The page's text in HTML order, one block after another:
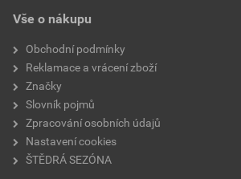
Stáhnout
Velikost
teplota zpracování
hmotnost
typ výrobku
faktor difuzního odporu
materiálová báze
Vše o nákupu
Obchodní podmínky
Reklamace a vrácení zboží
Značky
Slovník pojmů
Zpracování osobních údajů
Nastavení cookies
ŠTĚDRÁ SEZÓNA